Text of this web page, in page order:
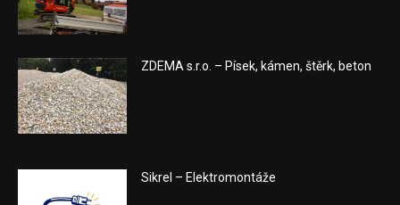
ZDEMA s.r.o. – Písek, kámen, štěrk, beton
Sikrel – Elektromontáže